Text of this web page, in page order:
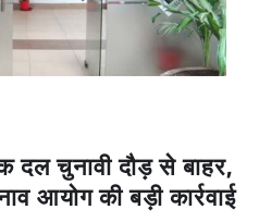
दल चुनावी दौड़ से बाहर,
आयोग की बड़ी कार्रवाई